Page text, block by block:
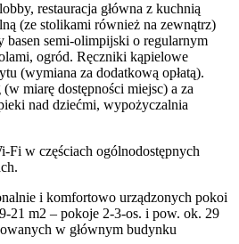
restauracja główna z kuchnią
(ze stolikami również na zewnątrz)
basen semi-olimpijski o regularnym
ogród. Ręczniki kąpielowe
(wymiana za dodatkową opłatą).
miarę dostępności miejsc) a za
nad dziećmi, wypożyczalnia
Fi w częściach ogólnodostępnych
i komfortowo urządzonych pokoi
21 m2 – pokoje 2-3-os. i pow. ok. 29
w głównym budynku